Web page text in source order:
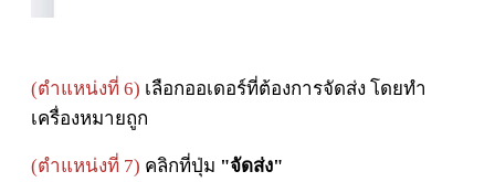
(ตำแหน่งที่ 6) เลือกออเดอร์ที่ต้องการจัดส่ง โดยทำ
เครื่องหมายถูก
(ตำแหน่งที่ 7) คลิกที่ปุ่ม "จัดส่ง"